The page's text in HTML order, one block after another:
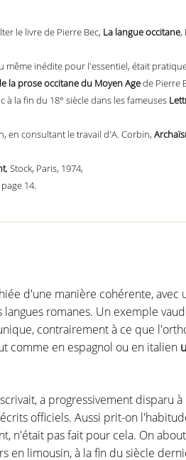
le livre de Pierre Bec, La langue occitane,
inédite pour l'essentiel, était
la prose occitane du Moyen Agede Pierre
la fin du 18° siècle dans les fameuses
en consultant le travail d'A. Corbin,
, Stock, Paris, 1974,
14.
d'une manière cohérente, avec
romanes. Un exemple
contrairement à ce que
comme en espagnol ou en italien u
a progressivement disparu à
officiels. Aussi prit-on
n'était pas fait pour cela. On
en limousin, à la fin du siècle